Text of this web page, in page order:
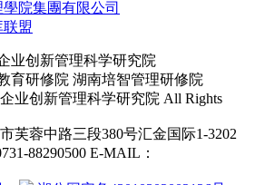
业创新管理科学研究院
育研修院 湖南培智管理研修院
业创新管理科学研究院 All Rights
芙蓉中路三段380号汇金国际1-3202
88290500 E-MAIL：